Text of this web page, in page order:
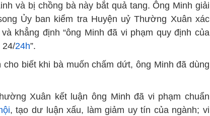
và bị chồng bà này bắt quả tang. Ông Minh giải
Ủy ban kiểm tra Huyện uỷ Thường Xuân xác
khẳng định “ông Minh đã vi phạm quy định của
24/24h”.
biết khi bà muốn chấm dứt, ông Minh đã dùng
Xuân kết luận ông Minh đã vi phạm chuẩn
, tạo dư luận xấu, làm giảm uy tín của ngành; vi